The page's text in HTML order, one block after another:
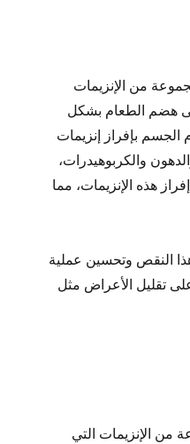
من الإنزيمات
هضم الطعام بشكل
الجسم بإفراز إنزيمات
والكربوهيدرات،
هذه الإنزيمات، مما
النقص وتحسين عملية
تقليل الأعراض مثل
الإنزيمات التي